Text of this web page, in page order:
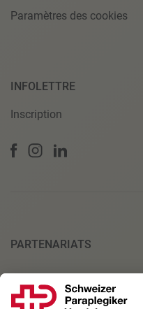
Paramètres des cookies
INFOLETTRE
Inscription
PARTENARIATS